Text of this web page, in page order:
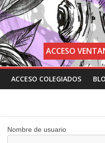
ACCESO
ACCESO COLEGIADOS
Nombre de usuario